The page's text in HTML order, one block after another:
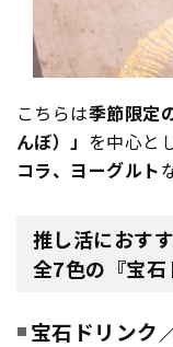
こちらは季節限定
んぼ）」 を中心と
コラ、ヨーグルト
推し活におす
全7色の『宝石
宝石ドリンク